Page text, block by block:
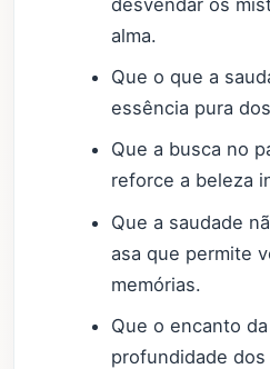
desvendar os
alma.
Que o que a
essência pura
Que a busca no
reforce a beleza
Que a saudade
asa que permite
memórias.
Que o encanto
profundidade